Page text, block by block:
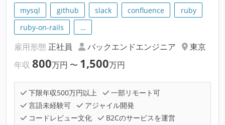
mysql github slack confluence
ruby
ruby-on-rails
…
雇用形態 正社員 バックエンドエンジニア
東京
年収 800万円 〜 1,500万円
下限年収500万円以上
一部リモート可
言語未経験可
アジャイル開発
コードレビュー文化
B2Cのサービスを運営